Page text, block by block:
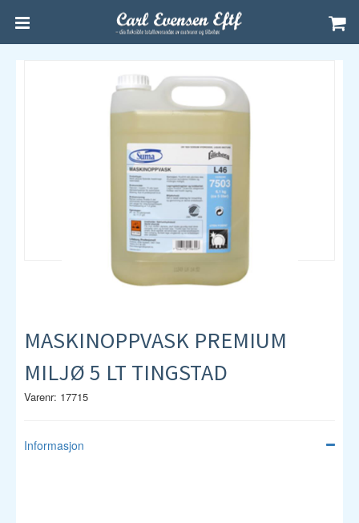
MASKINOPPVASK PREMIUM
MILJØ 5 LT TINGSTAD
Varenr: 17715
Informasjon